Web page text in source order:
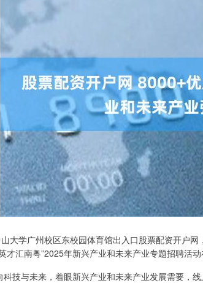
大学广州校区东校园体育馆出入口股票配资开户
才汇南粤”2025年新兴产业和未来产业专题招聘活动
科技与未来，着眼新兴产业和未来产业发展需要，